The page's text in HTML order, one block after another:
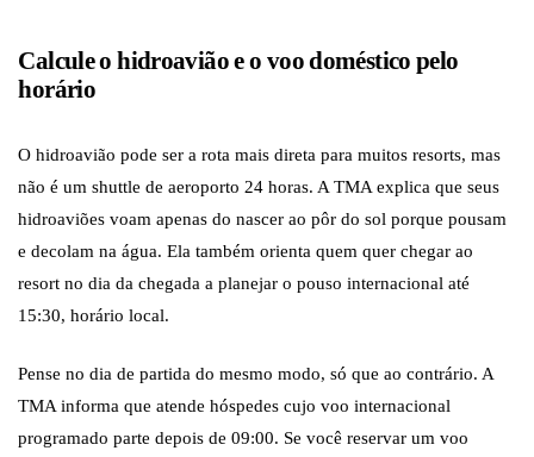
Calcule o hidroavião e o voo doméstico pelo
horário
O hidroavião pode ser a rota mais direta para muitos resorts, mas
não é um shuttle de aeroporto 24 horas. A TMA explica que seus
hidroaviões voam apenas do nascer ao pôr do sol porque pousam
e decolam na água. Ela também orienta quem quer chegar ao
resort no dia da chegada a planejar o pouso internacional até
15:30, horário local.
Pense no dia de partida do mesmo modo, só que ao contrário. A
TMA informa que atende hóspedes cujo voo internacional
programado parte depois de 09:00. Se você reservar um voo